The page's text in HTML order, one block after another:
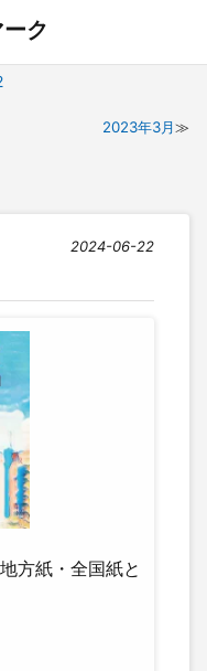
ク
2023年3月
2024-06-22
方紙・全国紙と